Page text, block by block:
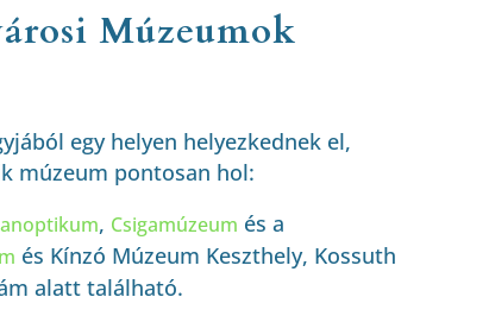
Múzeumok
egy helyen helyezkednek el,
múzeum pontosan hol:
, Csigamúzeum és a
és Kínzó Múzeum Keszthely, Kossuth
alatt található.